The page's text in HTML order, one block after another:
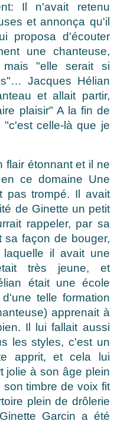
Il n'avait retenu
et annonça qu'il
proposa d'écouter
une chanteuse,
mais "elle serait si
Jacques Hélian
et allait partir,
plaisir" A la fin de
"c'est celle-là que je
flair étonnant et il ne
ce domaine Une
pas trompé. Il avait
de Ginette un petit
rappeler, par sa
façon de bouger,
laquelle il avait une
très jeune, et
était une école
telle formation
apprenait à
Il lui fallait aussi
les styles, c'est un
apprit, et cela lui
jolie à son âge plein
timbre de voix fit
plein de drôlerie
Garcin a été